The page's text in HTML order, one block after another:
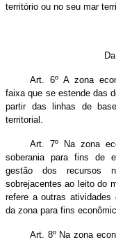
território ou no seu mar
Art. 6º A zona
faixa que se estende das
partir das linhas de
territorial.
Art. 7º Na zona
soberania para fins de
gestão dos recursos
sobrejacentes ao leito do
refere a outras
da zona para fins
Art. 8º Na zona